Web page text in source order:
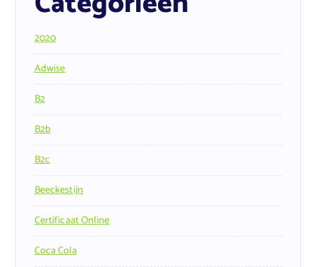
2020
Adwise
B2
B2b
B2c
Beeckestijn
Certificaat Online
Coca Cola